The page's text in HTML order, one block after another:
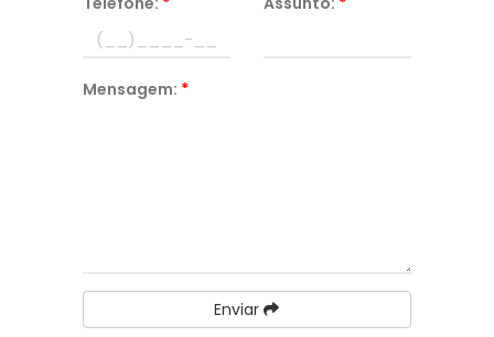
Mensagem: *
Enviar